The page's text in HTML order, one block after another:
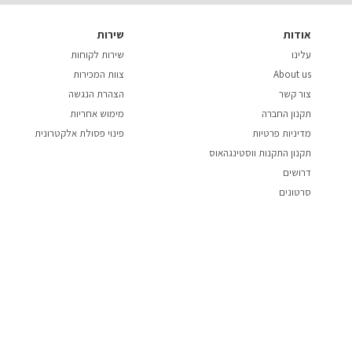
אודות
עלינו
About us
צור קשר
תקנון החברה
מדיניות פרטיות
תקנון התקנות ווסטינגהאוס
דרושים
סרטונים
שירות
שירות לקוחות
צוות המכירות
הצהרת הנגשה
מימוש אחריות
פינוי פסולת אלקטרונית